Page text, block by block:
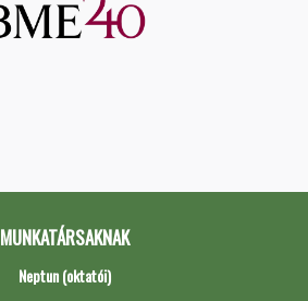
MUNKATÁRSAKNAK
Neptun (oktatói)